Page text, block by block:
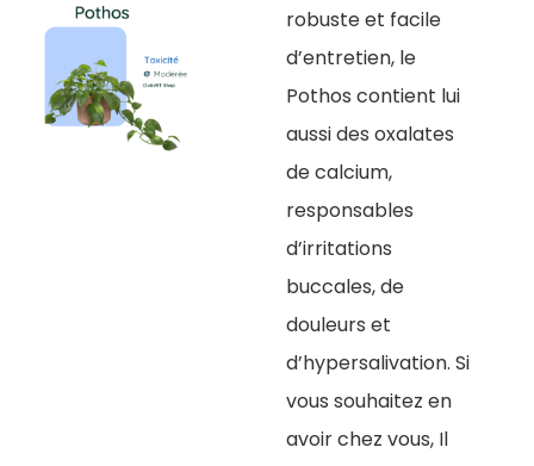
robuste et facile
d’entretien, le
Pothos contient lui
aussi des oxalates
de calcium,
responsables
d’irritations
buccales, de
douleurs et
d’hypersalivation. Si
vous souhaitez en
avoir chez vous, Il